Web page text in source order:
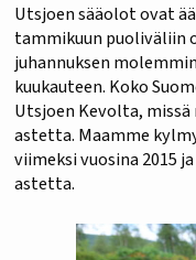
Utsjoen sääolot ovat
tammikuun puoliväliin
juhannuksen
kuukauteen. Koko
Utsjoen Kevolta,
astetta. Maamme
viimeksi vuosina 2015
astetta.